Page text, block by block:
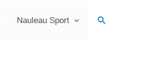
Nauleau Sport